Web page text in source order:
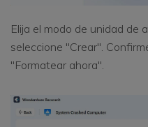
Elija el modo de unidad de
seleccione "Crear".
"Formatear ahora".